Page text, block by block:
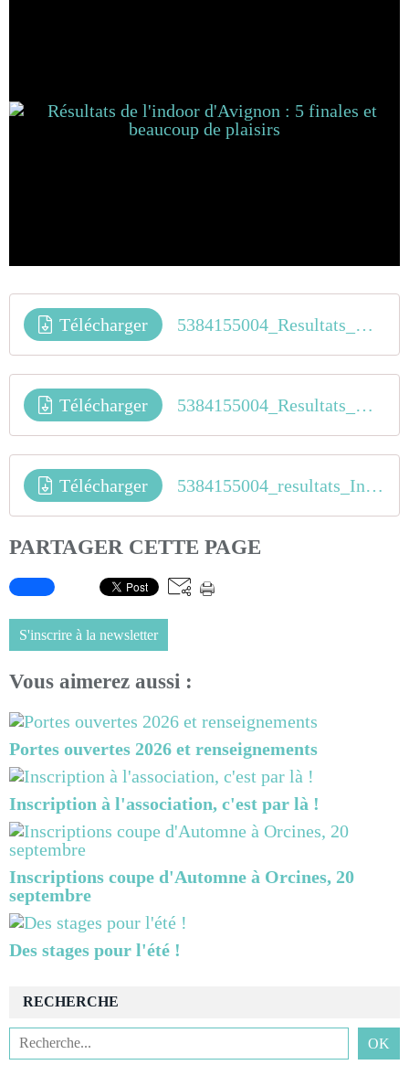
Télécharger 5384155004_Resultats_Open_Kids_Supercross_Avignon
Télécharger 5384155004_Resultats_Open_Pro_Avignon
Télécharger 5384155004_resultats_Indoor_Avignon_dimanche
PARTAGER CETTE PAGE
S'inscrire à la newsletter
Vous aimerez aussi :
Portes ouvertes 2026 et renseignements
Inscription à l'association, c'est par là !
Inscriptions coupe d'Automne à Orcines, 20
septembre
Des stages pour l'été !
RECHERCHE